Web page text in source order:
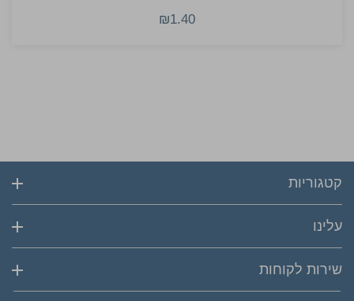
₪1.40
קטגוריות
עלינו
שירות לקוחות